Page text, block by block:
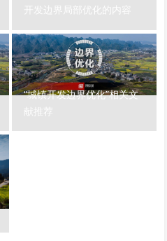
开发边界局部优化的内容
“城镇开发边界优化”相关文
献推荐